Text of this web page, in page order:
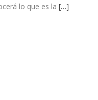
lo que es la […]